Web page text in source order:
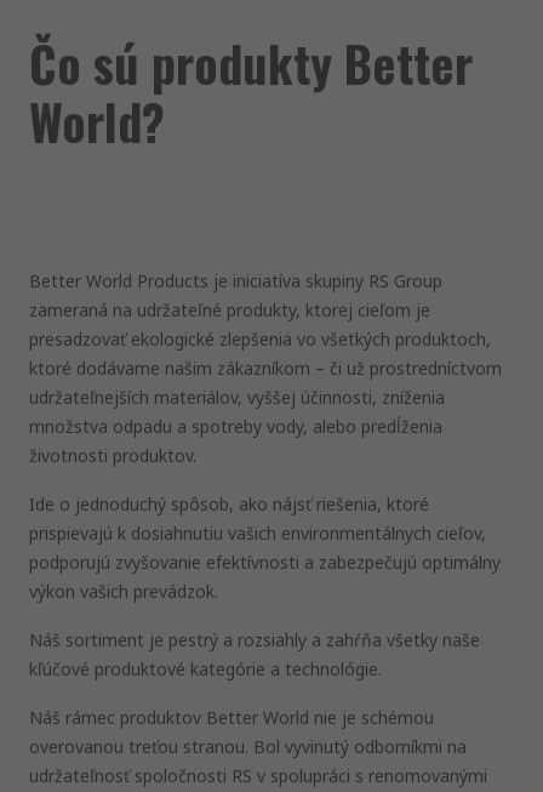
Čo sú produkty Better
World?
Better World Products je iniciatíva skupiny RS Group
zameraná na udržateľné produkty, ktorej cieľom je
presadzovať ekologické zlepšenia vo všetkých produktoch,
ktoré dodávame našim zákazníkom – či už prostredníctvom
udržateľnejších materiálov, vyššej účinnosti, zníženia
množstva odpadu a spotreby vody, alebo predĺženia
životnosti produktov.
Ide o jednoduchý spôsob, ako nájsť riešenia, ktoré
prispievajú k dosiahnutiu vašich environmentálnych cieľov,
podporujú zvyšovanie efektívnosti a zabezpečujú optimálny
výkon vašich prevádzok.
Náš sortiment je pestrý a rozsiahly a zahŕňa všetky naše
kľúčové produktové kategórie a technológie.
Náš rámec produktov Better World nie je schémou
overovanou treťou stranou. Bol vyvinutý odborníkmi na
udržateľnosť spoločnosti RS v spolupráci s renomovanými